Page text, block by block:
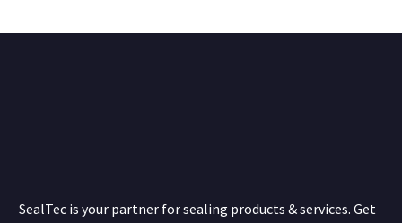
SealTec is your partner for sealing products & services. Get